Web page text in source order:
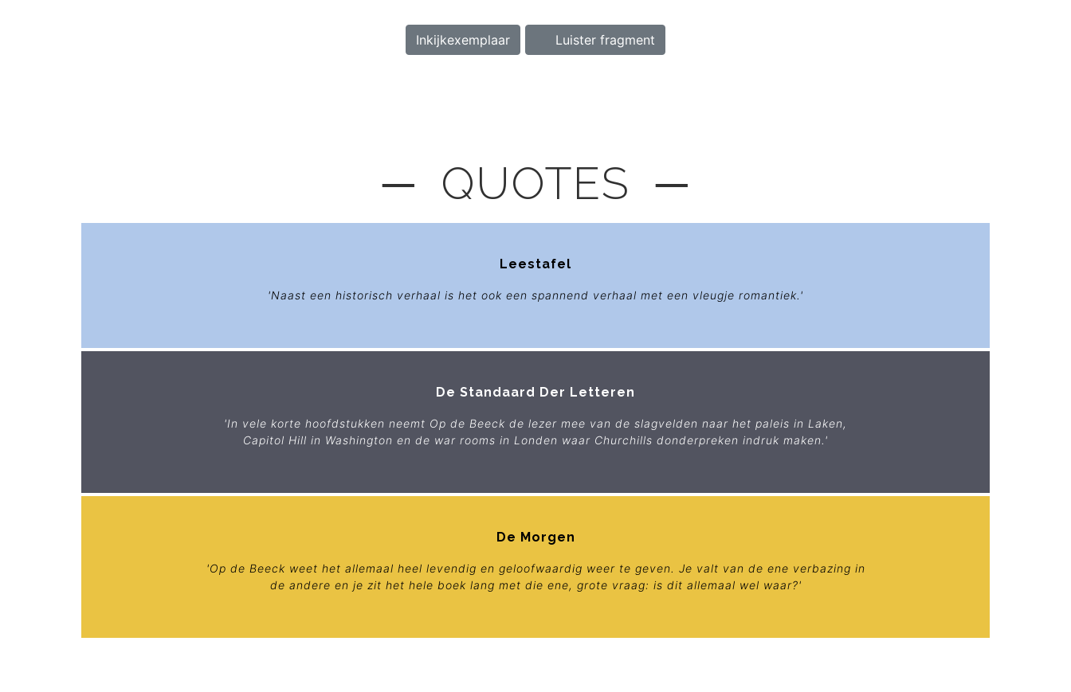
Inkijkexemplaar Luister fragment
─ QUOTES ─
Leestafel
'Naast een historisch verhaal is het ook een spannend verhaal met een vleugje romantiek.'
De Standaard Der Letteren
'In vele korte hoofdstukken neemt Op de Beeck de lezer mee van de slagvelden naar het paleis in Laken,
Capitol Hill in Washington en de war rooms in Londen waar Churchills donderpreken indruk maken.'
De Morgen
'Op de Beeck weet het allemaal heel levendig en geloofwaardig weer te geven. Je valt van de ene verbazing in
de andere en je zit het hele boek lang met die ene, grote vraag: is dit allemaal wel waar?'